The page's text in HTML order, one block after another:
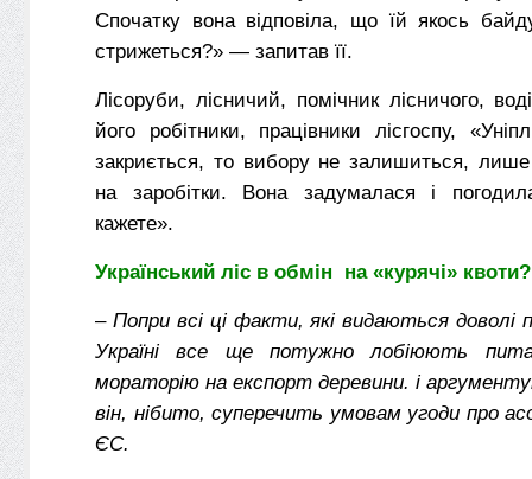
Спочатку вона відповіла, що їй якось
стрижеться?» — запитав її.
Лісоруби, лісничий, помічник лісничого,
його робітники, працівники лісгоспу,
закриється, то вибору не залишиться, лише
на заробітки. Вона задумалася і
кажете».
Український ліс в обмін на «курячі» квоти?
–Попри всі ці факти, які видаються доволі
Україні все ще потужно лобіюють
мораторію на експорт деревини. і
він, нібито, суперечить умовам угоди про
ЄС.